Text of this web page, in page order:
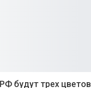
будут трех цветов